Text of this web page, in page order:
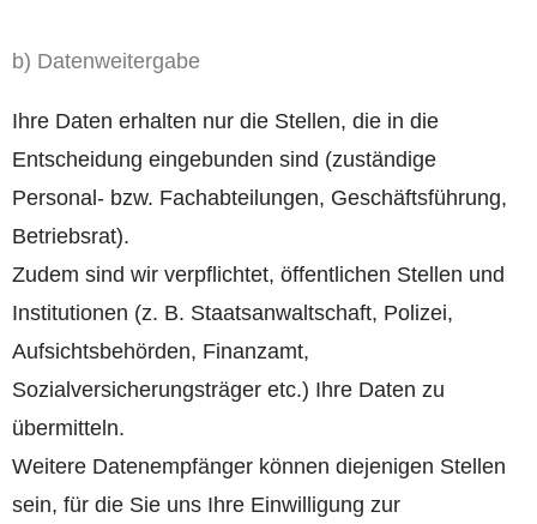
b) Datenweitergabe
Ihre Daten erhalten nur die Stellen, die in die
Entscheidung eingebunden sind (zuständige
Personal- bzw. Fachabteilungen, Geschäftsführung,
Betriebsrat).
Zudem sind wir verpflichtet, öffentlichen Stellen und
Institutionen (z. B. Staatsanwaltschaft, Polizei,
Aufsichtsbehörden, Finanzamt,
Sozialversicherungsträger etc.) Ihre Daten zu
übermitteln.
Weitere Datenempfänger können diejenigen Stellen
sein, für die Sie uns Ihre Einwilligung zur